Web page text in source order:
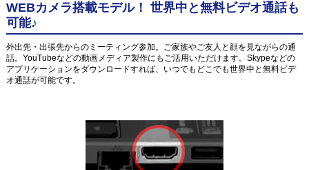
WEBカメラ搭載モデル！ 世界中と無料ビデオ通話も
可能♪
外出先・出張先からのミーティング参加。ご家族やご友人と顔を見ながらの通
話。YouTubeなどの動画メディア製作にもご活用いただけます。Skypeなどの
アプリケーションをダウンロードすれば、いつでもどこでも世界中と無料ビデ
オ通話が可能です。